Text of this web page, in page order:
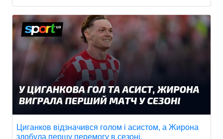
Циганков відзначився голом і асистом, а Жирона
здобула першу перемогу в сезоні.